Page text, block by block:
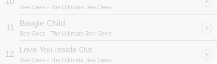
逢比吉斯盛世的年轻人们，也绝对是听过这些到现在都还是电台时常
Bee Gees - The Ultimate Bee Gees
11 Boogie Child
Bee Gees - The Ultimate Bee Gees
12 Love You Inside Out
Bee Gees - The Ultimate Bee Gees